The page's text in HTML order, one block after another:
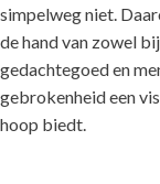
simpelweg niet.
de hand van zowel
gedachtegoed en
gebrokenheid een
hoop biedt.